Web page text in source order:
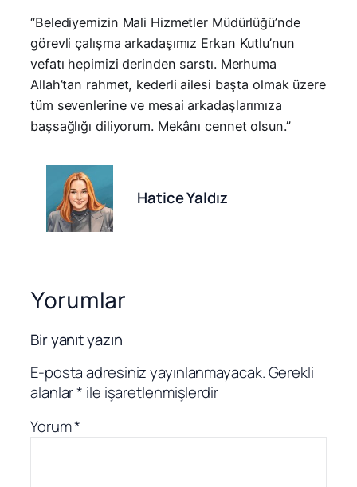
“Belediyemizin Mali Hizmetler Müdürlüğü’nde
görevli çalışma arkadaşımız Erkan Kutlu’nun
vefatı hepimizi derinden sarstı. Merhuma
Allah’tan rahmet, kederli ailesi başta olmak üzere
tüm sevenlerine ve mesai arkadaşlarımıza
başsağlığı diliyorum. Mekânı cennet olsun.”
Hatice Yaldız
Yorumlar
Bir yanıt yazın
E-posta adresiniz yayınlanmayacak.Gerekli
alanlar* ile işaretlenmişlerdir
Yorum*